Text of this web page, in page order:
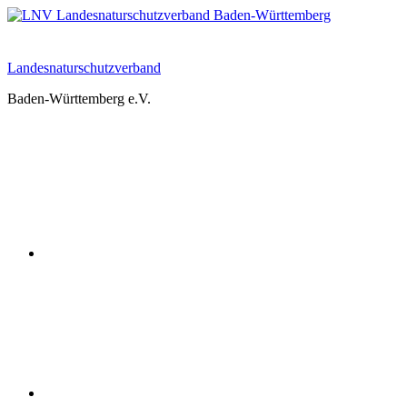
Zum
Landesnaturschutzverband
Baden-Württemberg e.V.